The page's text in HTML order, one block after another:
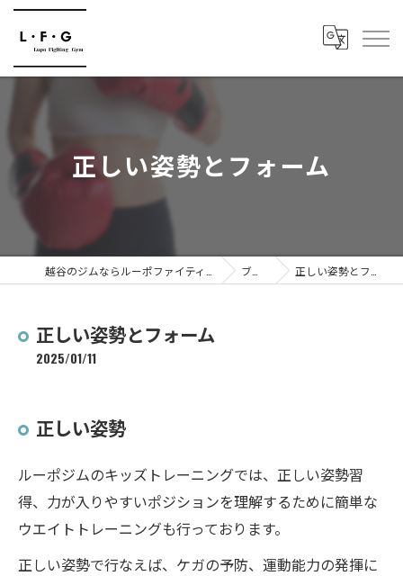
正しい姿勢とフォーム
ブログ 正しい姿勢とフォーム
正しい姿勢とフォーム
2025/01/11
正しい姿勢
ルーポジムのキッズトレーニングでは、正しい姿勢習
得、力が入りやすいポジションを理解するために簡単な
ウエイトトレーニングも行っております。
正しい姿勢で行なえば、ケガの予防、運動能力の発揮に